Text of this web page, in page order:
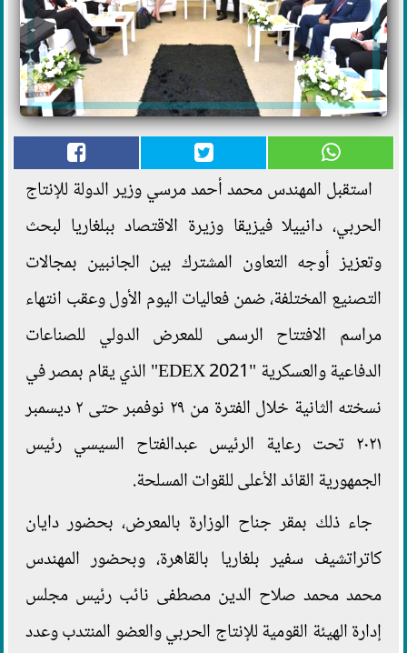
استقبل المهندس محمد أحمد مرسي وزير الدولة للإنتاج
الحربي، دانييلا فيزيقا وزيرة الاقتصاد ببلغاريا لبحث
وتعزيز أوجه التعاون المشترك بين الجانبين بمجالات
التصنيع المختلفة، ضمن فعاليات اليوم الأول وعقب انتهاء
مراسم الافتتاح الرسمى للمعرض الدولي للصناعات
الدفاعية والعسكرية "EDEX 2021" الذي يقام بمصر في
نسخته الثانية خلال الفترة من ٢٩ نوفمبر حتى ٢ ديسمبر
٢٠٢١ تحت رعاية الرئيس عبدالفتاح السيسي رئيس
الجمهورية القائد الأعلى للقوات المسلحة.
جاء ذلك بمقر جناح الوزارة بالمعرض، بحضور دايان
كاتراتشيف سفير بلغاريا بالقاهرة، وبحضور المهندس
محمد محمد صلاح الدين مصطفى نائب رئيس مجلس
إدارة الهيئة القومية للإنتاج الحربي والعضو المنتدب وعدد